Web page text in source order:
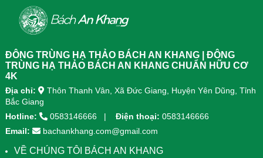
ĐÔNG TRÙNG HẠ THẢO BÁCH AN KHANG | ĐÔNG
TRÙNG HẠ THẢO BÁCH AN KHANG CHUẨN HỮU CƠ
4K
Địa chỉ:
Thôn Thanh Vân, Xã Đức Giang, Huyện Yên Dũng, Tỉnh
Bắc Giang
Hotline:
0583146666 Điện thoại: 0583146666
Email:
bachankhang.com@gmail.com
VỀ CHÚNG TÔI BÁCH AN KHANG